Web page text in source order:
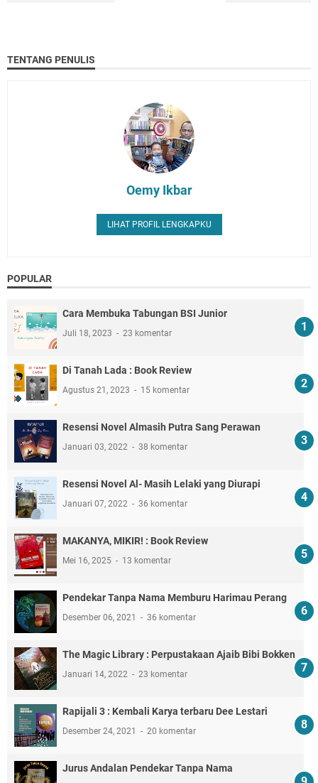
TENTANG PENULIS
Oemy Ikbar
LIHAT PROFIL LENGKAPKU
POPULAR
Cara Membuka Tabungan BSI Junior
Juli 18, 2023 23 komentar
Di Tanah Lada : Book Review
Agustus 21, 2023 15 komentar
Resensi Novel Almasih Putra Sang Perawan
Januari 03, 2022 38 komentar
Resensi Novel Al- Masih Lelaki yang Diurapi
Januari 07, 2022 36 komentar
MAKANYA, MIKIR! : Book Review
Mei 16, 2025 13 komentar
Pendekar Tanpa Nama Memburu Harimau Perang
Desember 06, 2021 36 komentar
The Magic Library : Perpustakaan Ajaib Bibi Bokken
Januari 14, 2022 23 komentar
Rapijali 3 : Kembali Karya terbaru Dee Lestari
Desember 24, 2021 20 komentar
Jurus Andalan Pendekar Tanpa Nama